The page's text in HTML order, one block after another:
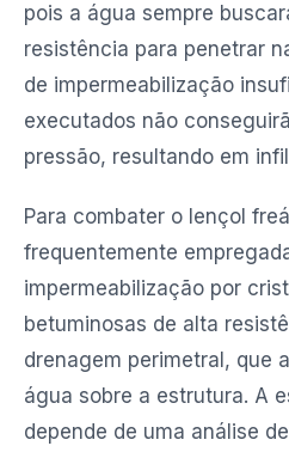
pois a água sempre
resistência para penetrar
de impermeabilização
executados não
pressão, resultando em
Para combater o lençol
frequentemente
impermeabilização por
betuminosas de alta
drenagem perimetral, que
água sobre a estrutura. A
depende de uma análise